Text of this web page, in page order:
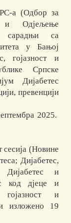
а (Одбор за
и Одјељење
са
у Бањој
гојазност и
Српске
Дијабетес
превенцији
2025.
сесија (Новине
Дијабетес,
Дијабетес и
код дјеце и
и
изложено 19